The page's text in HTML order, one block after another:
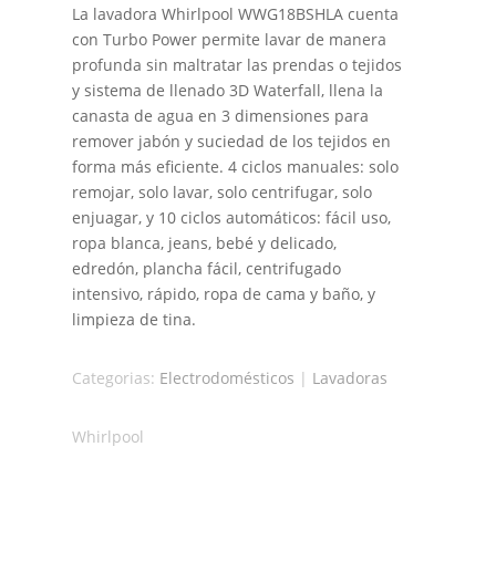
La lavadora Whirlpool WWG18BSHLA cuenta
con Turbo Power permite lavar de manera
profunda sin maltratar las prendas o tejidos
y sistema de llenado 3D Waterfall, llena la
canasta de agua en 3 dimensiones para
remover jabón y suciedad de los tejidos en
forma más eficiente. 4 ciclos manuales: solo
remojar, solo lavar, solo centrifugar, solo
enjuagar, y 10 ciclos automáticos: fácil uso,
ropa blanca, jeans, bebé y delicado,
edredón, plancha fácil, centrifugado
intensivo, rápido, ropa de cama y baño, y
limpieza de tina.
Categorias: Electrodomésticos | Lavadoras
Whirlpool